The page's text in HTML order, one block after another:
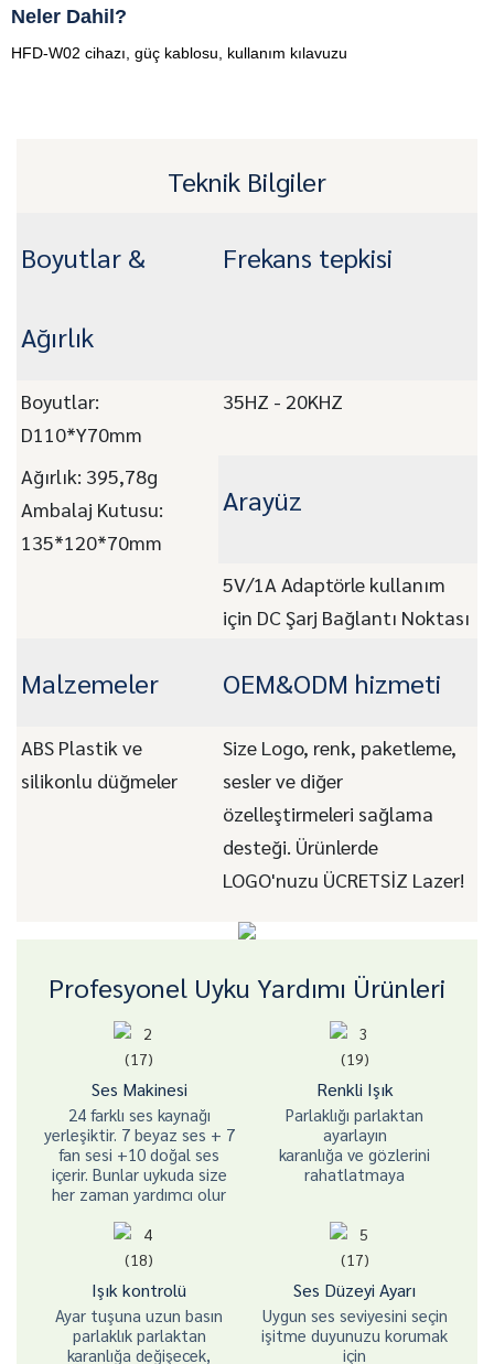
Neler Dahil?
HFD-W02 cihazı, güç kablosu, kullanım kılavuzu
Teknik Bilgiler
Boyutlar &
Ağırlık
Frekans tepkisi
Boyutlar:
D110*Y70mm
35HZ - 20KHZ
Ağırlık: 395,78g
Ambalaj Kutusu:
135*120*70mm
Arayüz
5V/1A Adaptörle kullanım
için DC Şarj Bağlantı Noktası
Malzemeler OEM&ODM hizmeti
ABS Plastik ve
silikonlu düğmeler
Size Logo, renk, paketleme,
sesler ve diğer
özelleştirmeleri sağlama
desteği. Ürünlerde
LOGO'nuzu ÜCRETSİZ Lazer!
Profesyonel Uyku Yardımı Ürünleri
Ses Makinesi
24 farklı ses kaynağı
yerleşiktir. 7 beyaz ses + 7
fan sesi +10 doğal ses
içerir. Bunlar uykuda size
her zaman yardımcı olur
Renkli Işık
Parlaklığı parlaktan
ayarlayın
karanlığa ve gözlerini
rahatlatmaya
Işık kontrolü
Ayar tuşuna uzun basın
parlaklık parlaktan
karanlığa değişecek,
Ses Düzeyi Ayarı
Uygun ses seviyesini seçin
işitme duyunuzu korumak
için